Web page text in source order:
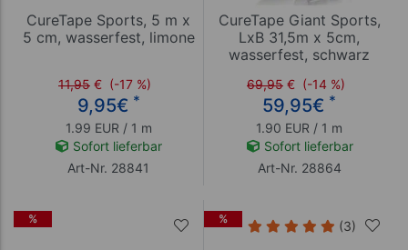
CureTape Sports, 5 m x
5 cm, wasserfest, limone
11,95 € (-17 %)
9,95€ *
1.99 EUR / 1 m
Sofort lieferbar
Art-Nr. 28841
CureTape Giant Sports,
LxB 31,5m x 5cm,
wasserfest, schwarz
69,95 € (-14 %)
59,95€ *
1.90 EUR / 1 m
Sofort lieferbar
Art-Nr. 28864
% % (3)